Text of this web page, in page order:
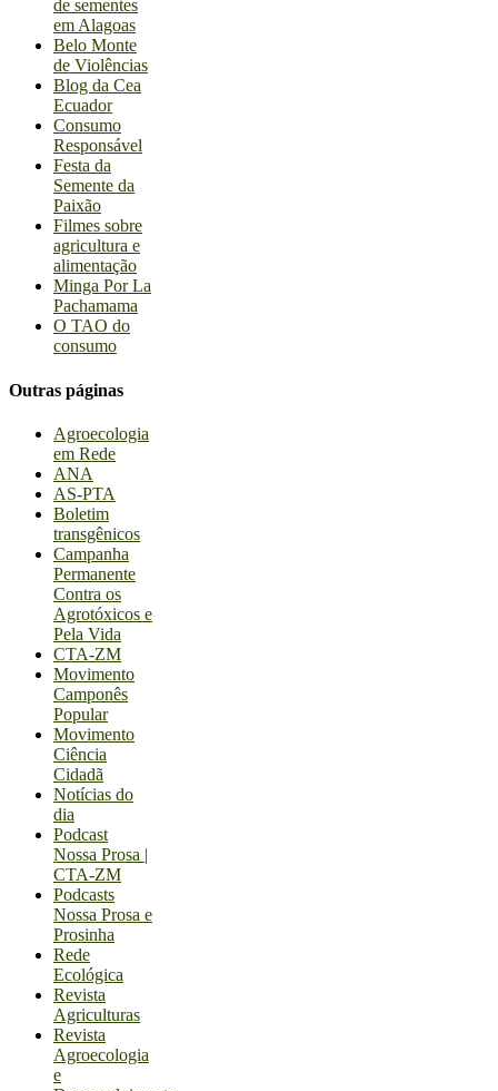
de sementes
em Alagoas
Belo Monte
de Violências
Blog da Cea
Ecuador
Consumo
Responsável
Festa da
Semente da
Paixão
Filmes sobre
agricultura e
alimentação
Minga Por La
Pachamama
O TAO do
consumo
Outras páginas
Agroecologia
em Rede
ANA
AS-PTA
Boletim
transgênicos
Campanha
Permanente
Contra os
Agrotóxicos e
Pela Vida
CTA-ZM
Movimento
Camponês
Popular
Movimento
Ciência
Cidadã
Notícias do
dia
Podcast
Nossa Prosa |
CTA-ZM
Podcasts
Nossa Prosa e
Prosinha
Rede
Ecológica
Revista
Agriculturas
Revista
Agroecologia
e